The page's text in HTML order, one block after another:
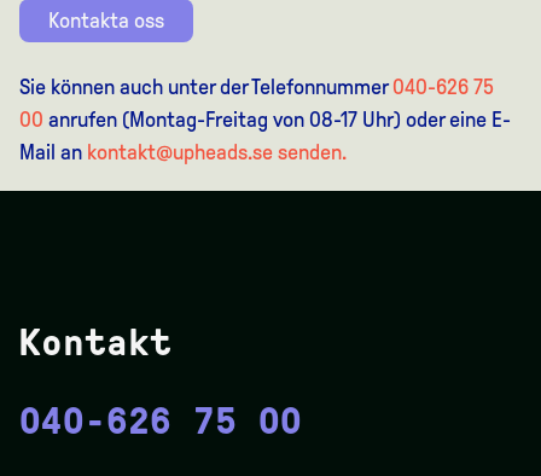
Kontakta oss
Sie können auch unter der Telefonnummer040-626 75
00 anrufen (Montag-Freitag von 08-17 Uhr) oder eine E-
Mail an kontakt@upheads.se senden.
Kontakt
040-626 75 00